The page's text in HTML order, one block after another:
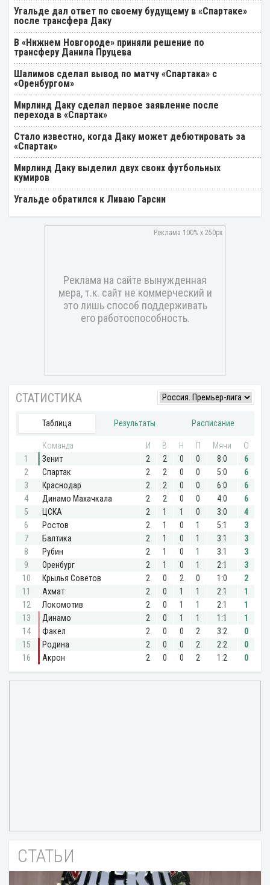
Угальде дал ответ по своему будущему в «Спартаке»
после трансфера Даку
В «Нижнем Новгороде» приняли решение по
трансферу Данила Пруцева
Шалимов сделал вывод по матчу «Спартака» с
«Оренбургом»
Мирлинд Даку сделал первое заявление после
перехода в «Спартак»
Стало известно, когда Даку может дебютировать за
«Спартак»
Мирлинд Даку выделил двух своих футбольных
кумиров
Угальде обратился к Ливаю Гарсии
СТАТЬИ